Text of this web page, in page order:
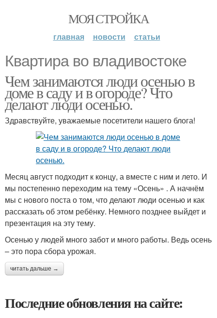
МОЯ СТРОЙКА
главная новости статьи
Квартира во владивостоке
Чем занимаются люди осенью в
доме в саду и в огороде? Что
делают люди осенью.
Здравствуйте, уважаемые посетители нашего блога!
Месяц август подходит к концу, а вместе с ним и лето. И
мы постепенно переходим на тему «Осень» . А начнём
мы с нового поста о том, что делают люди осенью и как
рассказать об этом ребёнку. Немного позднее выйдет и
презентация на эту тему.
Осенью у людей много забот и много работы. Ведь осень
– это пора сбора урожая.
читать дальше →
Последние обновления на сайте: